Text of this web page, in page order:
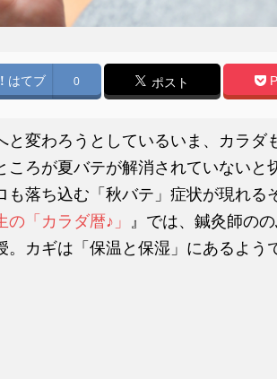
はてブ 0 ポスト
と変わろうとしているいま、カラダ
ころが夏バテが解消されていないと
も落ち込む「秋バテ」症状が現れる
「カラダ暦♪」
』では、鍼灸師の
カギは「保温と保湿」にあるよう